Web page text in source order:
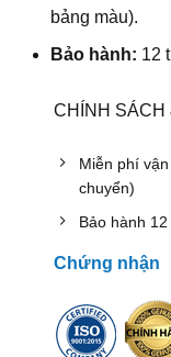
bảng màu).
Bảo hành: 12
CHÍNH SÁCH
Miễn phí
chuyển)
Bảo hành
Chứng nhận